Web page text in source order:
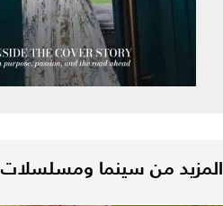
المزيد من سينما ومسلسلات